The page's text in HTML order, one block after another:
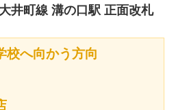
井町線 溝の口駅 正面改札
校へ向かう方向